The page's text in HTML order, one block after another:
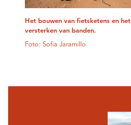
Het bouwen van fietsketens en het
versterken van banden.
Foto: Sofia Jaramillo